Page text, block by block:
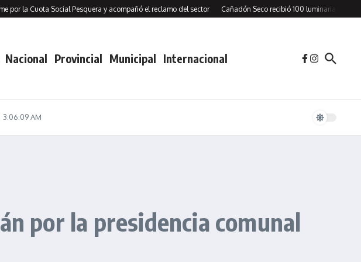
Cuota Social Pesquera y acompañó el reclamo del sector Cañadón Seco recibió 100 luminarias LED y
Nacional Provincial Municipal Internacional
3:06:10 AM
por la presidencia comunal